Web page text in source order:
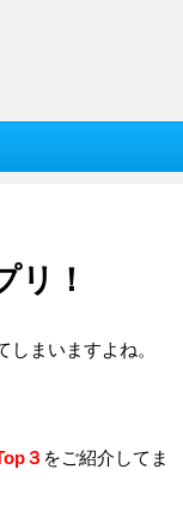
リ！
まいますよね。
３ をご紹介してま